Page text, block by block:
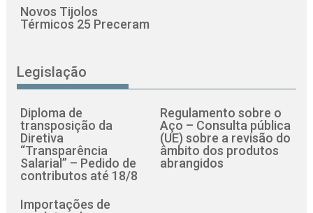
Novos Tijolos
Térmicos 25 Preceram
Legislação
Diploma de
transposição da
Diretiva
“Transparência
Salarial” – Pedido de
contributos até 18/8
Regulamento sobre o
Aço – Consulta pública
(UE) sobre a revisão do
âmbito dos produtos
abrangidos
Importações de